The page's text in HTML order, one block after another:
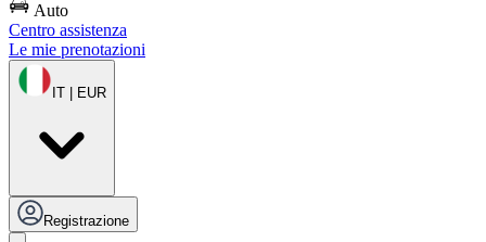
Auto
Centro assistenza
Le mie prenotazioni
IT | EUR
Registrazione